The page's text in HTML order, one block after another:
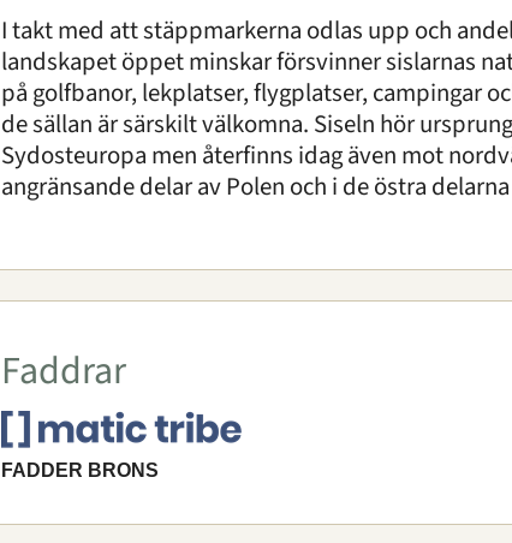
I takt med att stäppmarkerna odlas upp och
landskapet öppet minskar försvinner sislarnas
på golfbanor, lekplatser, flygplatser, campingar
de sällan är särskilt välkomna. Siseln hör
Sydosteuropa men återfinns idag även mot
angränsande delar av Polen och i de östra
Faddrar
FADDER BRONS